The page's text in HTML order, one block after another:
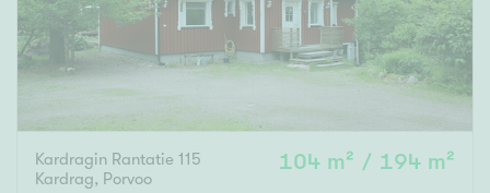
Kardragin Rantatie 115
Kardrag, Porvoo
104 m² / 194 m²